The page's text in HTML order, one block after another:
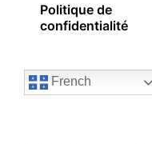
Politique de
confidentialité
French